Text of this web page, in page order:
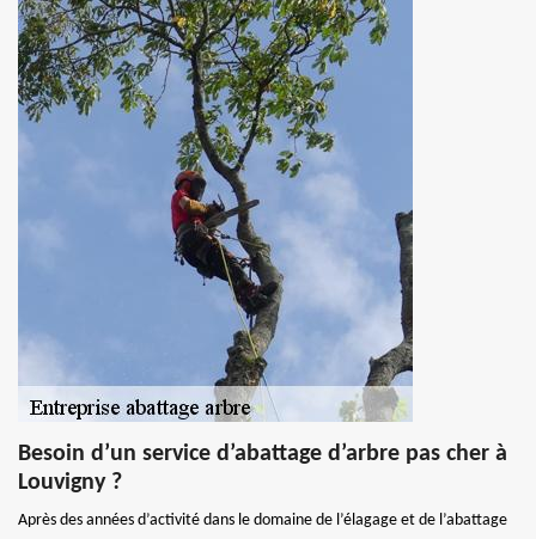
Besoin d’un service d’abattage d’arbre pas cher à
Louvigny ?
Après des années d’activité dans le domaine de l’élagage et de l’abattage